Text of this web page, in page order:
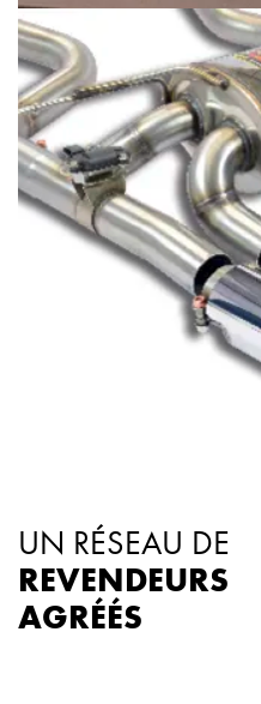
UN RÉSEAU DE
REVENDEURS
AGRÉÉS